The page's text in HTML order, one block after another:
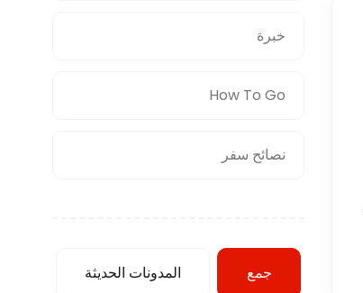
خبرة
How To Go
نصائح سفر
جمع المدونات الحديثة